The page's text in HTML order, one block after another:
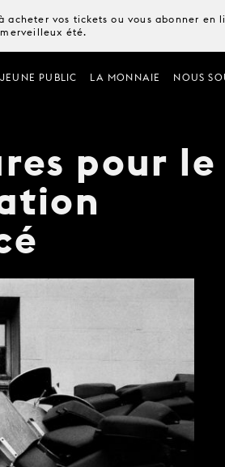
acheter vos tickets ou vous abonner
été.
JEUNE PUBLIC LA MONNAIE NOUS
pour le